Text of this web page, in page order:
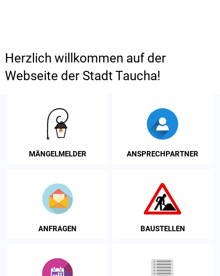
Herzlich
willkommen
Webseite
Herzlich willkommen auf der
Webseite der Stadt Taucha!
MÄNGELMELDER ANSPRECHPARTNER
ANFRAGEN BAUSTELLEN